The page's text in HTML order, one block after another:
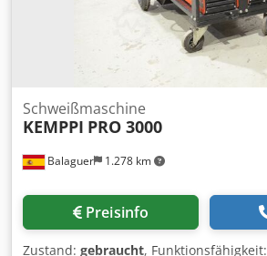
Balaguer 1.278 km
Schweißmaschine
KEMPPI PRO 3000
Preisinfo
Zustand: gebraucht, Funktionsfähigkeit: